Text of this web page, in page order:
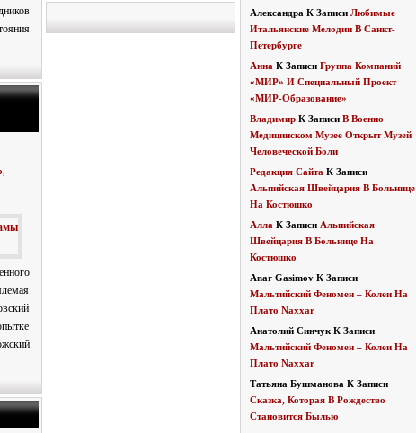
Александра К Записи Любимые
Итальянские Мелодии В Санкт-
Петербурге
Анна К Записи Группа Компаний
«МИР» И Специальный Проект
«МИР-Образование»
ВладимирК Записи В Военно
Медицинском Музее Открыт Музей
Человеческой Боли
Редакция Сайта К Записи
Альпийская Швейцария В Больнице
На Костюшко
Алла К Записи Альпийская
Швейцария В Больнице На
Костюшко
Anar GasimovК Записи
Мальтийский Феномен – Колеи На
Плато Naxxar
Анатолий СинчукК Записи
Мальтийский Феномен – Колеи На
Плато Naxxar
Татьяна Бушманова К Записи
Сказка, Которая В Рождество
Становится Былью